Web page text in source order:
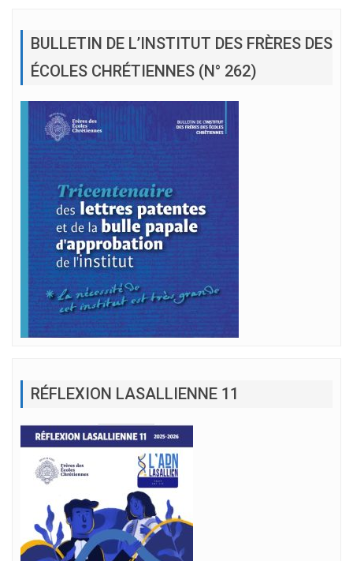
BULLETIN DE L’INSTITUT DES FRÈRES DES
ÉCOLES CHRÉTIENNES (N° 262)
RÉFLEXION LASALLIENNE 11